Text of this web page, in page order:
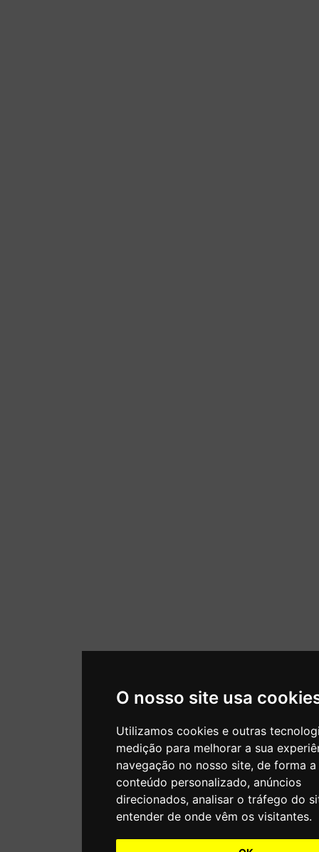
O nosso site usa
Utilizamos cookies e outras
medição para melhorar a sua
navegação no nosso site, de forma
conteúdo personalizado, anúncios
direcionados, analisar o tráfego do
entender de onde vêm os visitantes.